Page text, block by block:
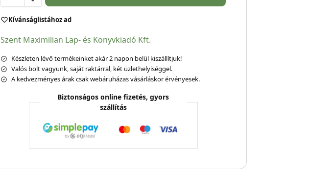
Kívánságlistához ad
Szent Maximilian Lap- és Könyvkiadó Kft.
Készleten lévő termékeinket akár 2 napon belül kiszállítjuk!
Valós bolt vagyunk, saját raktárral, két üzlethelyiséggel.
A kedvezményes árak csak webáruházas vásárláskor érvényesek.
Biztonságos online fizetés, gyors
szállítás